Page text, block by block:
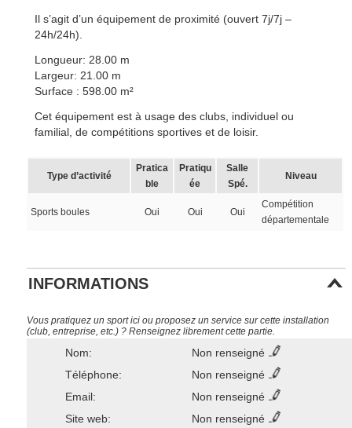
Il s’agit d’un équipement de proximité (ouvert 7j/7j –
24h/24h).
Longueur: 28.00 m
Largeur: 21.00 m
Surface : 598.00 m²
Cet équipement est à usage des clubs, individuel ou
familial, de compétitions sportives et de loisir.
Type d’activité
Pratica
ble
Pratiqu
ée
Salle
Spé.
Niveau
Sports boules Oui Oui Oui
Compétition
départementale
INFORMATIONS
Vous pratiquez un sport ici ou proposez un service sur cette installation
(club, entreprise, etc.) ? Renseignez librement cette partie.
Nom:
Non renseigné
Téléphone:
Non renseigné
Email:
Non renseigné
Site web:
Non renseigné